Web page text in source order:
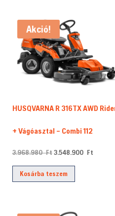
Akció!
HUSQVARNA R 316TX AWD
+ Vágóasztal – Combi 112
3.968.980FtOriginal
price
was:
3.548.900 Ft
Kosárba teszem